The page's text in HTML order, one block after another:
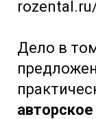
Дело в